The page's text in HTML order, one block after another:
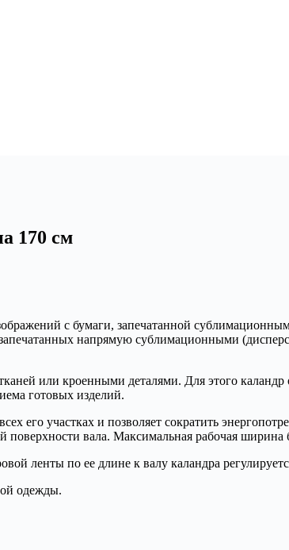
170 см
с бумаги, запечатанной
запечатанных напрямую сублимационными
или кроенными деталями. Для этого
готовых изделий.
его участках и позволяет сократить
поверхности вала. Максимальная рабочая
ленты по ее длине к валу каландра
одежды.